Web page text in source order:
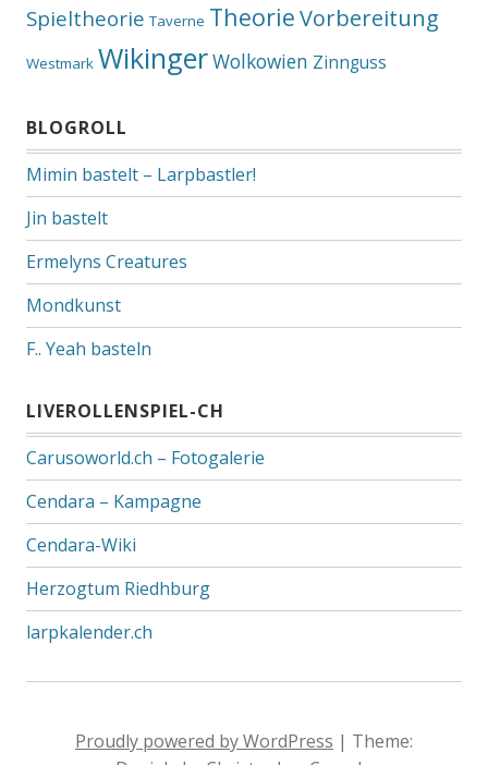
Spieltheorie Taverne TheorieVorbereitung
Westmark WikingerWolkowien Zinnguss
BLOGROLL
Mimin bastelt – Larpbastler!
Jin bastelt
Ermelyns Creatures
Mondkunst
F.. Yeah basteln
LIVEROLLENSPIEL-CH
Carusoworld.ch – Fotogalerie
Cendara – Kampagne
Cendara-Wiki
Herzogtum Riedhburg
larpkalender.ch
Proudly powered by WordPress | Theme: